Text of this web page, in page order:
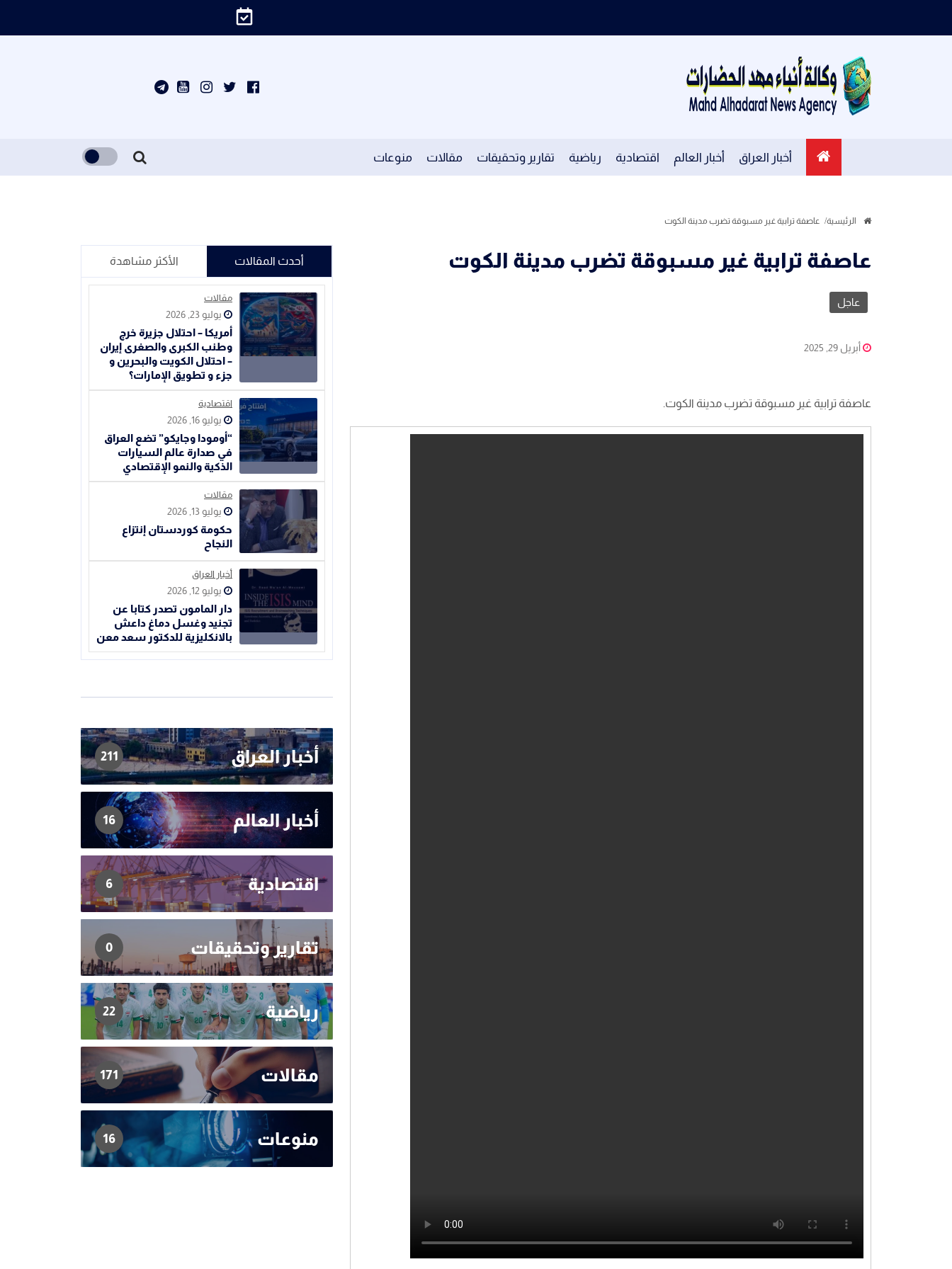
أخبار العراق أخبار العالم اقتصادية رياضية تقارير وتحقيقات مقالات منوعات
الرئيسية عاصفة ترابية غير مسبوقة تضرب مدينة الكوت
عاصفة ترابية غير مسبوقة تضرب مدينة الكوت
عاجل
أبريل 29, 2025
عاصفة ترابية غير مسبوقة تضرب مدينة الكوت.
أحدث المقالات الأكثر مشاهدة
مقالات
يوليو 23, 2026
أمريكا – احتلال جزيرة خرج
وطنب الكبرى والصغرى إيران
– احتلال الكويت والبحرين و
جزء و تطويق الإمارات؟
اقتصادية
يوليو 16, 2026
“أومودا وجايكو” تضع العراق
في صدارة عالم السيارات
الذكية والنمو الإقتصادي
مقالات
يوليو 13, 2026
حكومة كوردستان إنتزاع
النجاح
أخبار العراق
يوليو 12, 2026
دار المامون تصدر كتابا عن
تجنيد وغسل دماغ داعش
بالانكليزية للدكتور سعد معن
أخبار العراق 211
أخبار العالم 16
اقتصادية 6
تقارير وتحقيقات 0
رياضية 22
مقالات 171
منوعات 16